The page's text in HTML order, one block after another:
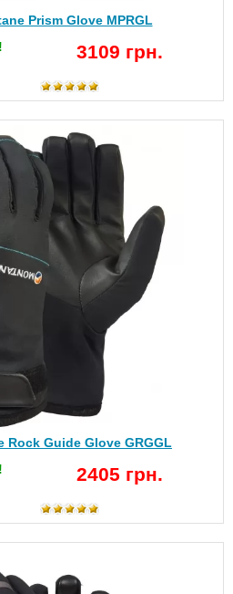
Prism Glove MPRGL
3109 грн.
Rock Guide Glove GRGGL
2405 грн.